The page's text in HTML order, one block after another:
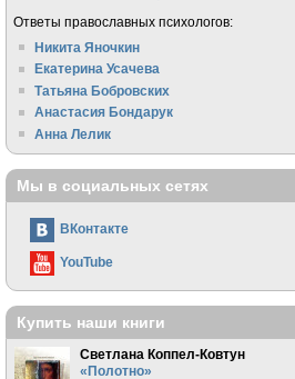
Ответы православных психологов:
Никита Яночкин
Екатерина Усачева
Татьяна Бобровских
Анастасия Бондарук
Анна Лелик
Мы в социальных сетях
ВКонтакте
YouTube
Купить наши книги
Светлана Коппел-Ковтун
«Полотно»